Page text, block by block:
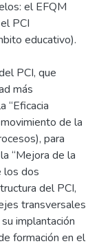
el EFQM
PCI
educativo).
PCI, que
más
“Eficacia
de la
para
“Mejora de la
los dos
del PCI,
transversales
implantación
formación en el